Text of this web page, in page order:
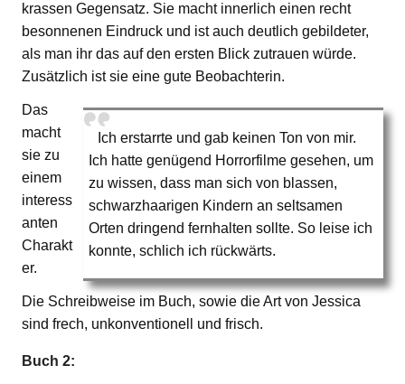
krassen Gegensatz. Sie macht innerlich einen recht
besonnenen Eindruck und ist auch deutlich gebildeter,
als man ihr das auf den ersten Blick zutrauen würde.
Zusätzlich ist sie eine gute Beobachterin.
Ich erstarrte und gab keinen Ton von mir.
Ich hatte genügend Horrorfilme gesehen, um
zu wissen, dass man sich von blassen,
schwarzhaarigen Kindern an seltsamen
Orten dringend fernhalten sollte. So leise ich
konnte, schlich ich rückwärts.
Das
macht
sie zu
einem
interess
anten
Charakt
er.
Die Schreibweise im Buch, sowie die Art von Jessica
sind frech, unkonventionell und frisch.
Buch 2: